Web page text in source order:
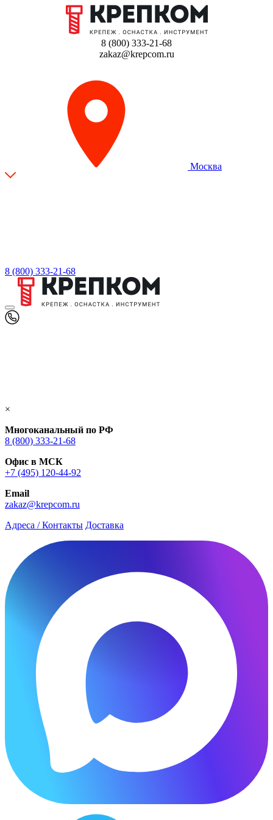
8 (800) 333-21-68
zakaz@krepcom.ru
Москва
8 (800) 333-21-68
×
Многоканальный по РФ
8 (800) 333‑21-68
Офис в МСК
+7 (495) 120-44-92
Email
zakaz@krepcom.ru
Адреса / Контакты Доставка